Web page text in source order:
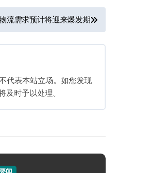
流需求预计将迎来爆发期
代表本站立场。如您发现
时予以处理。
要闻